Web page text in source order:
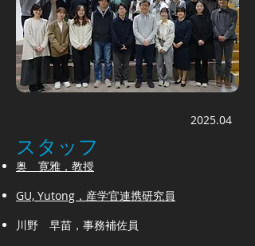
2025.04
スタッフ
奥 寛雅，教授
GU, Yutong， 産学官連携研究員
川野 早苗，事務補佐員